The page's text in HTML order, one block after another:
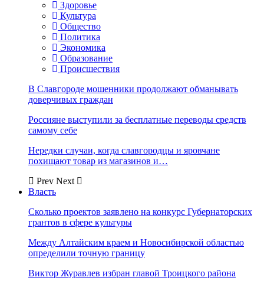
Здоровье
Культура
Общество
Политика
Экономика
Образование
Происшествия
В Славгороде мошенники продолжают обманывать
доверчивых граждан
Россияне выступили за бесплатные переводы средств
самому себе
Нередки случаи, когда славгородцы и яровчане
похищают товар из магазинов и…
Prev Next
Власть
Сколько проектов заявлено на конкурс Губернаторских
грантов в сфере культуры
Между Алтайским краем и Новосибирской областью
определили точную границу
Виктор Журавлев избран главой Троицкого района